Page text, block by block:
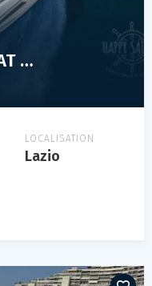
JEANNEAU CAP CAMARAT 9.0 WA
LOCALISATION
Lazio